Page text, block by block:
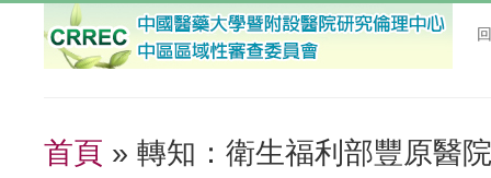
您在這裡
首頁 » 轉知：衛生福利部豐原醫